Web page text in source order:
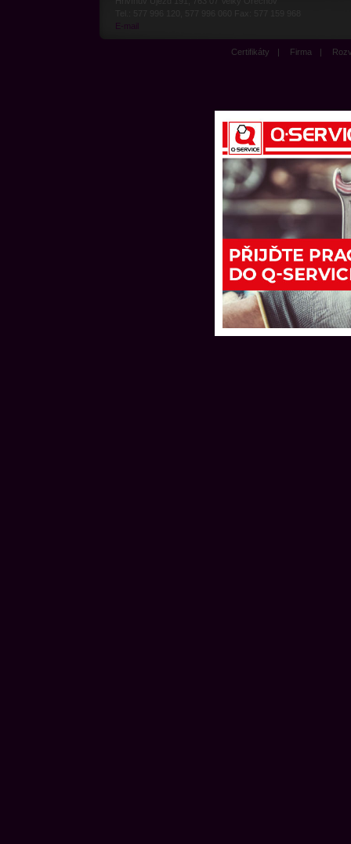
E-mail
Certifikáty | Firma |